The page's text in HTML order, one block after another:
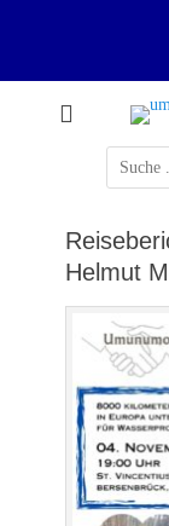
in
Suchen
nach:
Helmut